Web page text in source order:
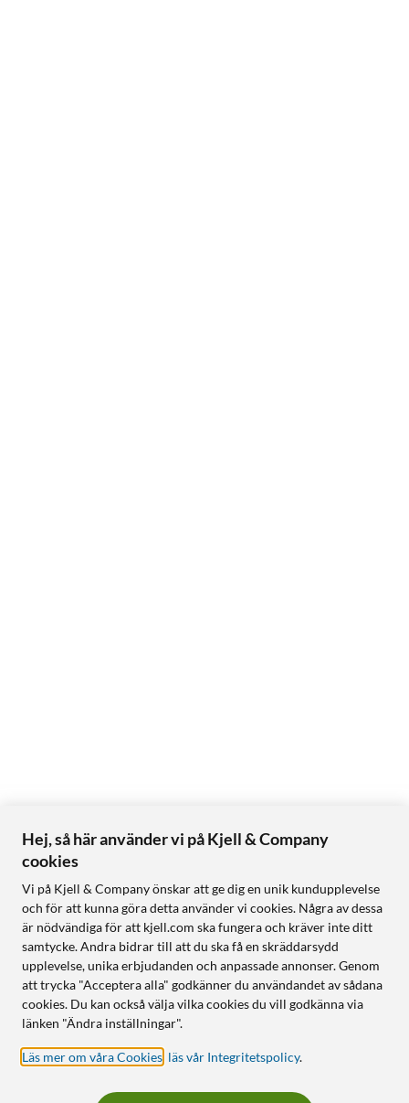
Hej, så här använder vi på Kjell & Company
cookies
Vi på Kjell & Company önskar att ge dig en unik kundupplevelse
och för att kunna göra detta använder vi cookies. Några av dessa
är nödvändiga för att kjell.com ska fungera och kräver inte ditt
samtycke. Andra bidrar till att du ska få en skräddarsydd
upplevelse, unika erbjudanden och anpassade annonser. Genom
att trycka "Acceptera alla" godkänner du användandet av sådana
cookies. Du kan också välja vilka cookies du vill godkänna via
länken "Ändra inställningar".
Läs mer om våra Cookies läs vår Integritetspolicy.